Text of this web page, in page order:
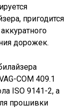
пригодится
дорожек.
COM 409.1
ISO 9141-2, а
прошивки